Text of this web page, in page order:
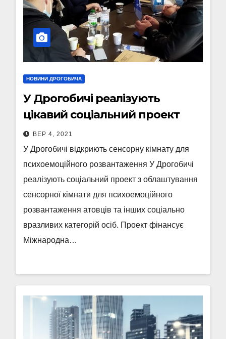
НОВИНИ ДРОГОБИЧА
У Дрогобичі реалізують
цікавий соціальний проект
ВЕР 4, 2021
У Дрогобичі відкриють сенсорну кімнату для
психоемоційного розвантаження У Дрогобичі
реалізують соціальний проект з облаштування
сенсорної кімнати для психоемоційного
розвантаження атовців та інших соціально
вразливих категорій осіб. Проект фінансує
Міжнародна…